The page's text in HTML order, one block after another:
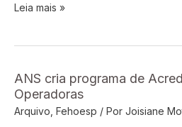
Leia mais »
ANS cria programa de
Operadoras
Arquivo Fehoesp / Por Joisiane
ANS
cria
programa